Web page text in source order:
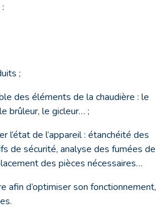
;
des éléments de la chaudière : le
brûleur, le gicleur… ;
l’état de l’appareil : étanchéité des
de sécurité, analyse des fumées de
des pièces nécessaires…
afin d’optimiser son fonctionnement,